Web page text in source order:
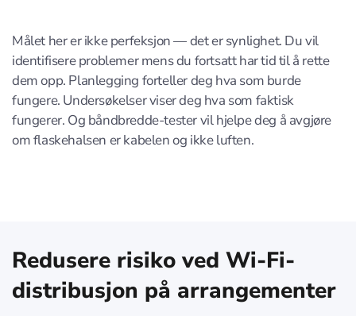
Målet her er ikke perfeksjon — det er synlighet. Du vil
identifisere problemer mens du fortsatt har tid til å rette
dem opp. Planlegging forteller deg hva som burde
fungere. Undersøkelser viser deg hva som faktisk
fungerer. Og båndbredde-tester vil hjelpe deg å avgjøre
om flaskehalsen er kabelen og ikke luften.
Redusere risiko ved Wi-Fi-
distribusjon på arrangementer